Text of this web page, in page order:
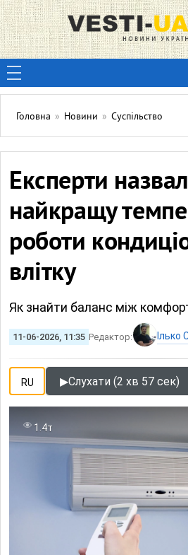
Головна » Новини » Суспільство
Експерти
найкращу
роботи
влітку
Як знайти баланс між
11-06-2026, 11:35 Редактор: Ілько
RU ▶Слухати (2 хв 57 сек)
1.4т